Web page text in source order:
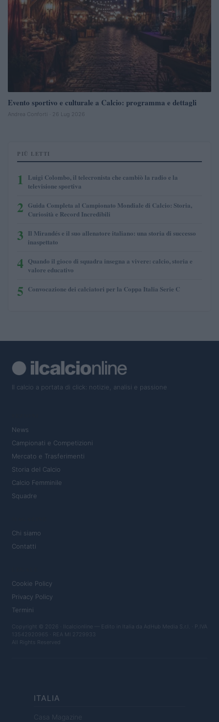
Evento sportivo e culturale a Calcio: programma e dettagli
Andrea Conforti · 26 Lug 2026
PIÙ LETTI
1
Luigi Colombo, il telecronista che cambiò la radio e la
televisione sportiva
2 Guida Completa al Campionato Mondiale di Calcio: Storia,
Curiosità e Record Incredibili
3 Il Mirandés e il suo allenatore italiano: una storia di successo
inaspettato
4 Quando il gioco di squadra insegna a vivere: calcio, storia e
valore educativo
5 Convocazione dei calciatori per la Coppa Italia Serie C
Il calcio a portata di click: notizie, analisi e passione
News
Campionati e Competizioni
Mercato e Trasferimenti
Storia del Calcio
Calcio Femminile
Squadre
Chi siamo
Contatti
Cookie Policy
Privacy Policy
Termini
Copyright © 2026 · Ilcalcionline — Edito in Italia da AdHub Media S.r.l. · P.IVA
13542920965 · REA MI 2729933
All Rights Reserved
ITALIA
Casa Magazine